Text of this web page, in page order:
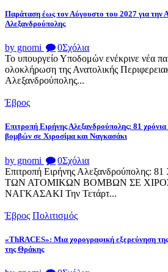
Παράταση έως τον Αύγουστο του 2027 για την
Αλεξανδρούπολης
by gnomi 0Σχόλια
Το υπουργείο Υποδομών ενέκρινε νέα
ολοκλήρωση της Ανατολικής
Αλεξανδρούπολης...
Έβρος
Επιτροπή Ειρήνης Αλεξανδρούπολης: 81
βομβών σε Χιροσίμα και Ναγκασάκι
by gnomi 0Σχόλια
Επιτροπή Ειρήνης
ΤΩΝ ΑΤΟΜΙΚΩΝ ΒΟΜΒΩΝ ΣΕ
ΝΑΓΚΑΣΑΚΙ Την Τετάρτ...
Έβρος Πολιτισμός
«ThRACES»: Μια χορογραφική εξερεύνηση
της Θράκης